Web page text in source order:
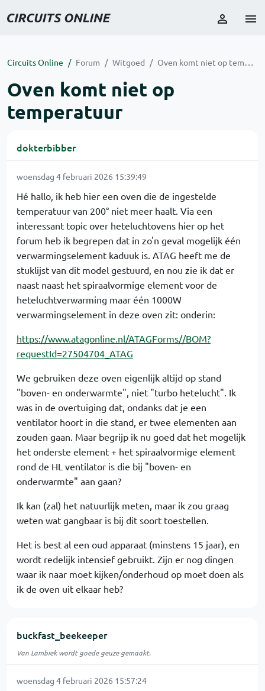
Circuits Online Forum Witgoed Oven komt niet op temperatuur
Oven komt niet op
temperatuur
dokterbibber
woensdag 4 februari 2026 15:39:49
Hé hallo, ik heb hier een oven die de ingestelde
temperatuur van 200° niet meer haalt. Via een
interessant topic over heteluchtovens hier op het
forum heb ik begrepen dat in zo'n geval mogelijk één
verwarmingselement kaduuk is. ATAG heeft me de
stuklijst van dit model gestuurd, en nou zie ik dat er
naast naast het spiraalvormige element voor de
heteluchtverwarming maar één 1000W
verwarmingselement in deze oven zit: onderin:
https://www.atagonline.nl/ATAGForms//BOM?
requestId=27504704_ATAG
We gebruiken deze oven eigenlijk altijd op stand
"boven- en onderwarmte", niet "turbo hetelucht". Ik
was in de overtuiging dat, ondanks dat je een
ventilator hoort in die stand, er twee elementen aan
zouden gaan. Maar begrijp ik nu goed dat het mogelijk
het onderste element + het spiraalvormige element
rond de HL ventilator is die bij "boven- en
onderwarmte" aan gaan?
Ik kan (zal) het natuurlijk meten, maar ik zou graag
weten wat gangbaar is bij dit soort toestellen.
Het is best al een oud apparaat (minstens 15 jaar), en
wordt redelijk intensief gebruikt. Zijn er nog dingen
waar ik naar moet kijken/onderhoud op moet doen als
ik de oven uit elkaar heb?
buckfast_beekeeper
Van Lambiek wordt goede geuze gemaakt.
woensdag 4 februari 2026 15:57:24